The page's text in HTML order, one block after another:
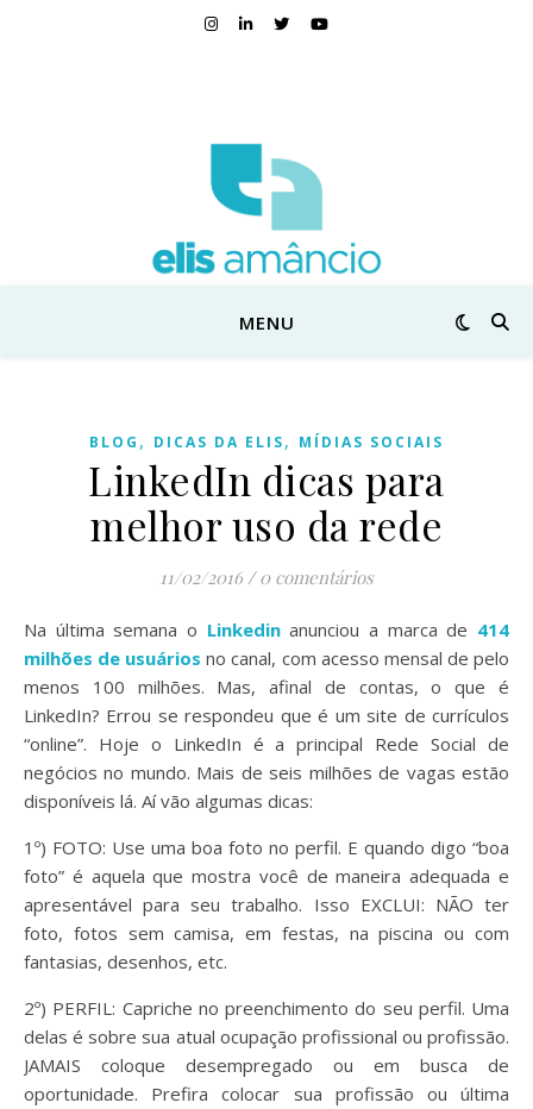
MENU
BLOG , DICAS DA ELIS, MÍDIAS SOCIAIS
LinkedIn dicas para
melhor uso da rede
11/02/2016 / 0 comentários
Na última semana o Linkedinanunciou a marca de 414
milhões de usuários no canal, com acesso mensal de pelo
menos 100 milhões. Mas, afinal de contas, o que é
LinkedIn? Errou se respondeu que é um site de currículos
“online”. Hoje o LinkedIn é a principal Rede Social de
negócios no mundo. Mais de seis milhões de vagas estão
disponíveis lá. Aí vão algumas dicas:
1º) FOTO: Use uma boa foto no perfil. E quando digo “boa
foto” é aquela que mostra você de maneira adequada e
apresentável para seu trabalho. Isso EXCLUI: NÃO ter
foto, fotos sem camisa, em festas, na piscina ou com
fantasias, desenhos, etc.
2º) PERFIL: Capriche no preenchimento do seu perfil. Uma
delas é sobre sua atual ocupação profissional ou profissão.
JAMAIS coloque desempregado ou em busca de
oportunidade. Prefira colocar sua profissão ou última